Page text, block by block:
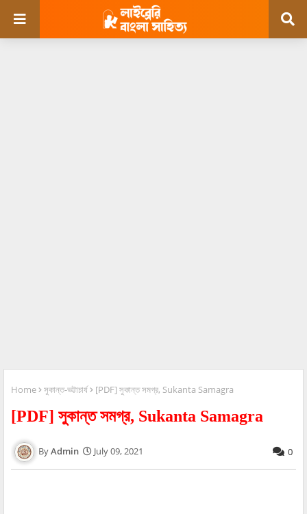
Home সুকান্ত-ভট্টাচার্য [PDF] সুকান্ত সমগ্র, Sukanta Samagra
[PDF] সুকান্ত সমগ্র, Sukanta Samagra
Admin July 09, 2021 0